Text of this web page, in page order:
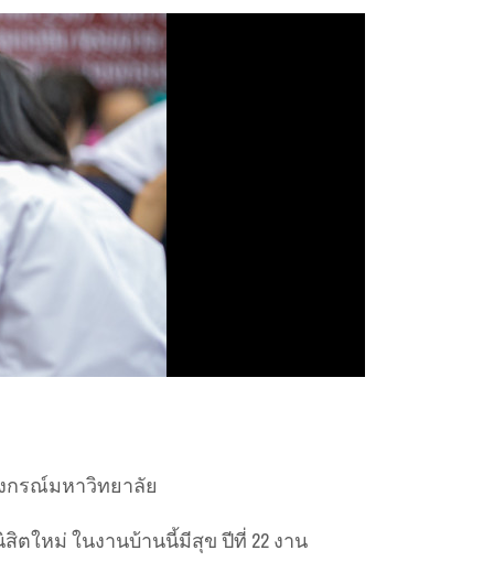
กรณ์มหาวิทยาลัย
ตใหม่ ในงานบ้านนี้มีสุข ปีที่ 22 งาน